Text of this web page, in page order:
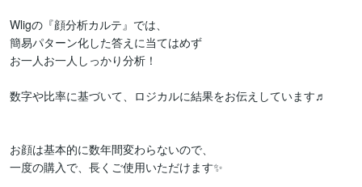
Wligの『顔分析カルテ』では、
簡易パターン化した答えに当てはめず
お一人お一人しっかり分析！
数字や比率に基づいて、ロジカルに結果をお伝えしています♬
お顔は基本的に数年間変わらないので、
一度の購入で、長くご使用いただけます✨